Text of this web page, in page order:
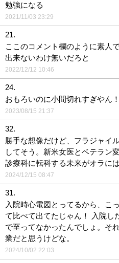
勉強になる
2021/11/03 23:29
21.
ここのコメント欄のように素人
出来ないわけ無いだろと
2022/12/12 10:46
24.
おもろいのに小間切れすぎやん！
2023/08/15 21:37
32.
勝手な想像だけど、フラジャイ
してそう。新米女医とベテラン
診療科に転科する未来がオラに
2024/12/15 08:47
31.
入院時心電図とってるから、こ
て比べて出てたじゃん！ 入院し
で至ってなかったんでしょ。そ
業だと思うけどな。
2024/10/02 22:03